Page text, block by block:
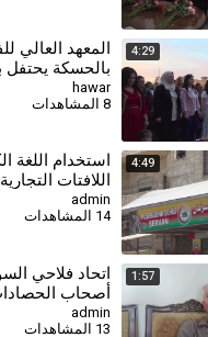
4:29
المعهد العالي
بالحسكة يحتفل
الدراسي 2025-2026
hawar
8 المشاهدات
4:49
⁣استخدام اللغة
اللافتات
admin
14 المشاهدات
1:57
اتحاد فلاحي
أصحاب
في حصاد القمح
الموسم
admin
13 المشاهدات